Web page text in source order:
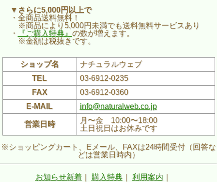
▼さらに5,000円以上で
・全商品送料無料！
※商品により5,000円未満でも送料無料サービスあり
・
『ご購入特典』 の数が増えます。
※金額は税抜きです。
ショップ名
ナチュラルウェブ
TEL
03-6912-0235
FAX
03-6912-0360
E-MAIL
info@naturalweb.co.jp
営業日時
月〜金 10:00〜18:00
土日祝日はお休みです
※ショッピングカート、Eメール、FAXは24時間受付（回答な
どは営業日時内）
お知らせ新着｜ 購入特典｜ 利用案内